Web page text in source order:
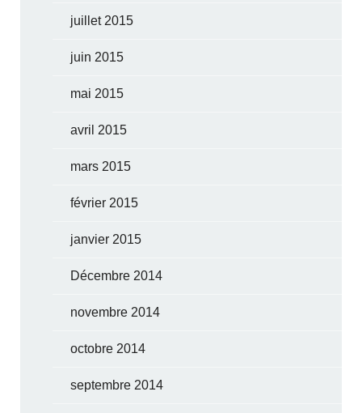
juillet 2015
juin 2015
mai 2015
avril 2015
mars 2015
février 2015
janvier 2015
Décembre 2014
novembre 2014
octobre 2014
septembre 2014